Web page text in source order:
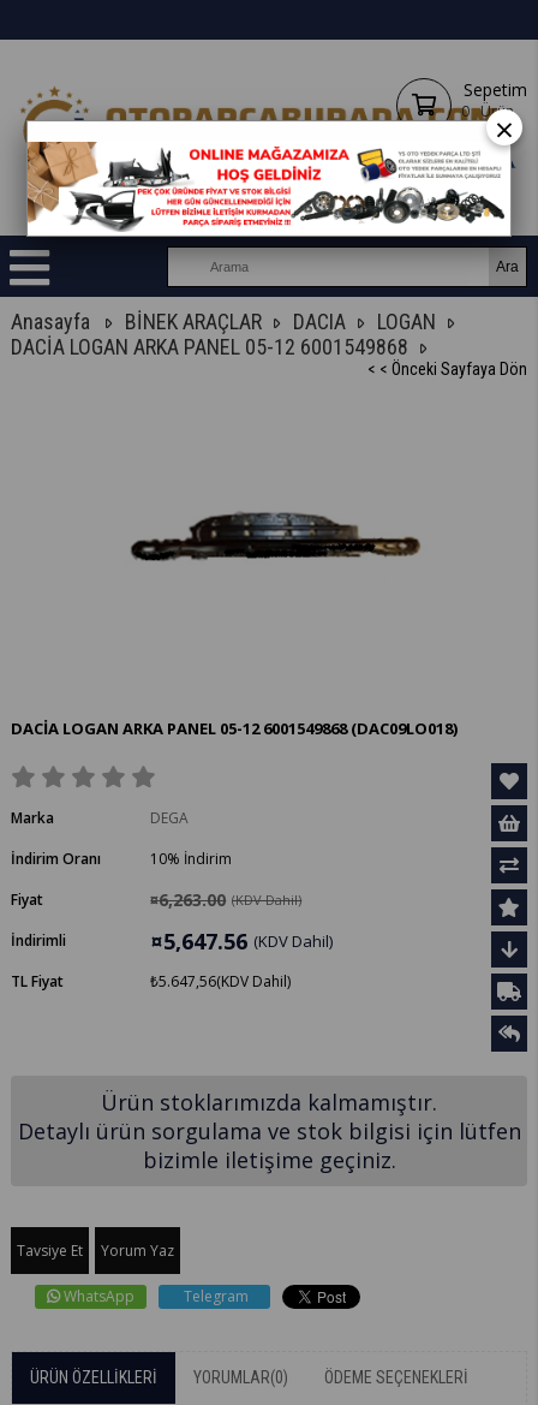
Sepetim
0 Ürün
Anasayfa BİNEK ARAÇLAR DACIA
LOGAN
DACİA LOGAN ARKA PANEL 05-12 6001549868
< < Önceki Sayfaya Dön
DACİA LOGAN ARKA PANEL 05-12 6001549868(DAC09LO018)
Marka
DEGA
İndirim Oranı
%
10
İndirim
Fiyat
¤6,263.00 (KDV Dahil)
İndirimli ¤5,647.56 (KDV Dahil)
TL Fiyat ₺5.647,56(KDV Dahil)
Ürün stoklarımızda kalmamıştır.
Detaylı ürün sorgulama ve stok bilgisi için lütfen
bizimle iletişime geçiniz.
Tavsiye Et Yorum Yaz
WhatsApp Telegram
ÜRÜN ÖZELLIKLERI YORUMLAR(0) ÖDEME SEÇENEKLERI
×